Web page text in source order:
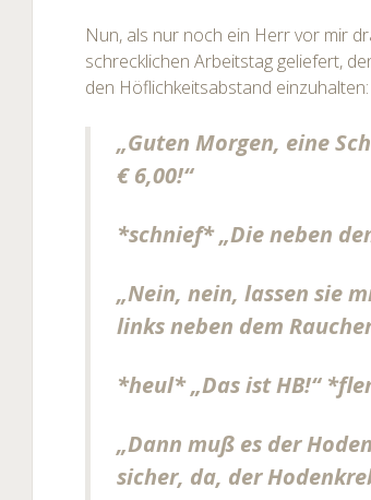
Nun, als nur noch ein Herr vor mir
schrecklichen Arbeitstag geliefert,
den Höflichkeitsabstand einzuhalten:
„Guten Morgen, eine
€ 6,00!“
*schnief* „Die neben
„Nein, nein, lassen sie
links neben dem
*heul* „Das ist HB!“
„Dann muß es der
sicher, da, der